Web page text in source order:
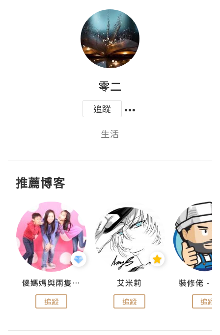
零二
追蹤
生活
推薦博客
儍媽媽與兩隻小魔怪之家
追蹤
艾米莉
追蹤 追蹤